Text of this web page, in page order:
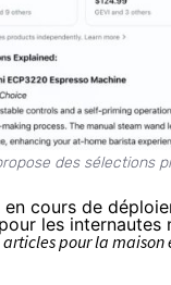
des sélections
cours de
les
pour la maison